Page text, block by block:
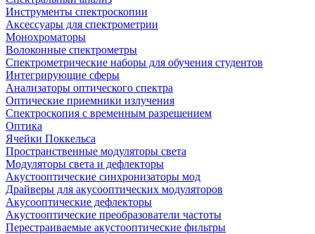
Инструменты спектроскопии
Аксессуары для спектрометрии
Монохроматоры
Волоконные спектрометры
Спектрометрические наборы для обучения студентов
Интегрирующие сферы
Анализаторы оптического спектра
Оптические приемники излучения
Спектроскопия с временным разрешением
Оптика
Ячейки Поккельса
Пространственные модуляторы света
Модуляторы света и дефлекторы
Акустооптические синхронизаторы мод
Драйверы для акусооптических модуляторов
Акусооптические дефлекторы
Акустооптические преобразователи частоты
Перестраиваемые акустооптические фильтры